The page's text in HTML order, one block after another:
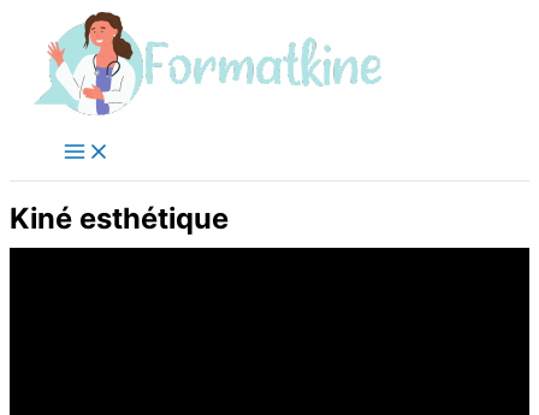
contenu
Kiné esthétique